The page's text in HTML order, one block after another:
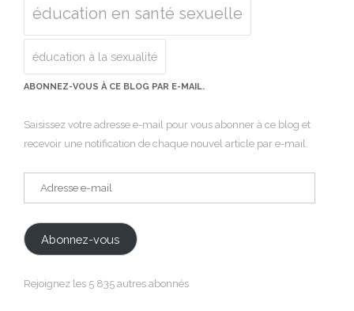
éducation en santé sexuelle
éducation à la sexualité
ABONNEZ-VOUS À CE BLOG PAR E-MAIL.
Saisissez votre adresse e-mail pour vous abonner à ce blog et
recevoir une notification de chaque nouvel article par e-mail.
Abonnez-vous
Rejoignez les 5 835 autres abonnés